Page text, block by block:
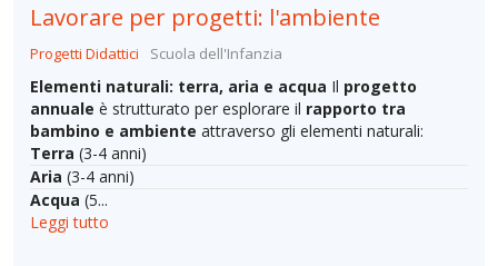
Lavorare per progetti: l'ambiente
Progetti Didattici Scuola dell'Infanzia
Elementi naturali: terra, aria e acqua Il progetto
annuale è strutturato per esplorare il rapporto tra
bambino e ambiente attraverso gli elementi naturali:
Terra (3-4 anni)
Aria (3-4 anni)
Acqua (5...
Leggi tutto